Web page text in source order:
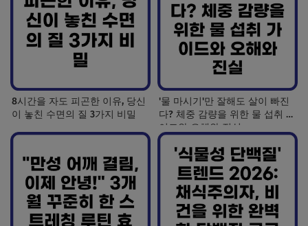
8시간을 자도 피곤한 이유, 당신
이 놓친 수면의 질 3가지 비밀
'물 마시기'만 잘해도 살이 빠진
다? 체중 감량을 위한 물 섭취 가
이드와 오해와 진실